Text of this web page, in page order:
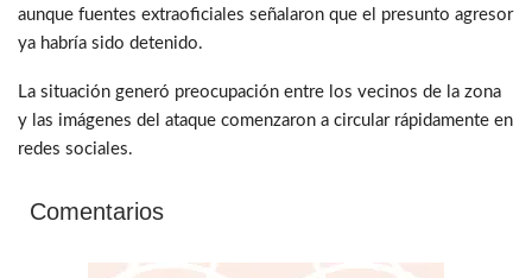
aunque fuentes extraoficiales señalaron que el presunto agresor
ya habría sido detenido.
La situación generó preocupación entre los vecinos de la zona
y las imágenes del ataque comenzaron a circular rápidamente en
redes sociales.
Comentarios